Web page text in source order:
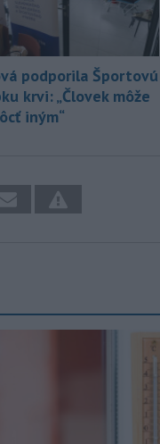
podporila Športovú
krvi: „Človek môže
iným“